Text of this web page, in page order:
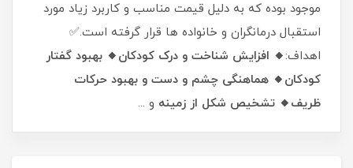
موجود بوده که به دلیل قیمت مناسب و کاربرد زیاد مورد
استقبال درمانگران و خانواده ها قرار گرفته است.✅
اهداف:🔸 افزایش شناخت و درک کودکان🔸 بهبود گفتار
کودکان🔸 هماهنگی چشم و دست و بهبود حرکات
ظریف🔸 تشخیص شکل از زمینه و ...